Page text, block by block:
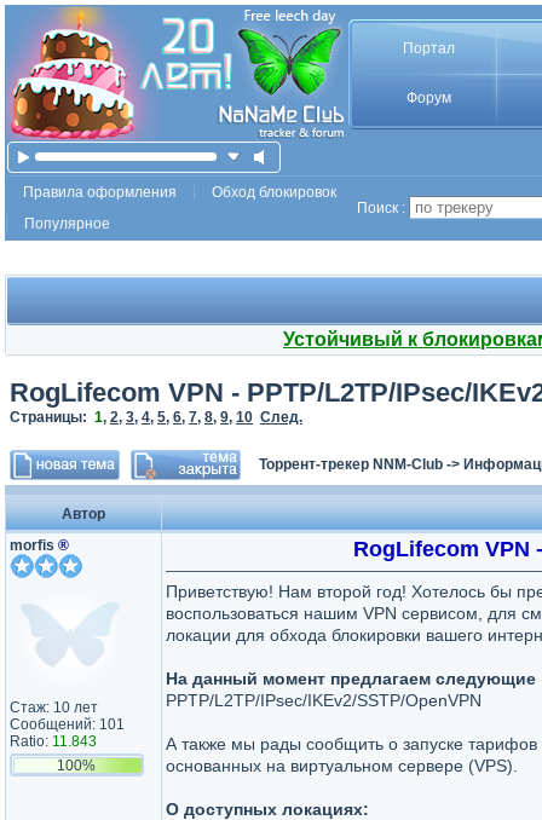
Портал
Форум
Правила оформления
Обход блокировок
Популярное
Поиск :
Устойчивый к
RogLifecom VPN - PPTP/L2TP/IPsec/
Страницы: 1, 2, 3, 4, 5, 6, 7, 8, 9, 10 След.
Торрент-трекер NNM-Club ->
Автор
morfis ®
Стаж: 10 лет
Сообщений: 101
Ratio: 11.843
100%
RogLifecom VPN
Приветствую! Нам второй год! Хотелось бы
воспользоваться нашим VPN сервисом, для
локации для обхода блокировки вашего
На данный момент предлагаем
PPTP/L2TP/IPsec/IKEv2/SSTP/OpenVPN
А также мы рады сообщить о запуске тарифов
основанных на виртуальном сервере (VPS).
О доступных локациях: